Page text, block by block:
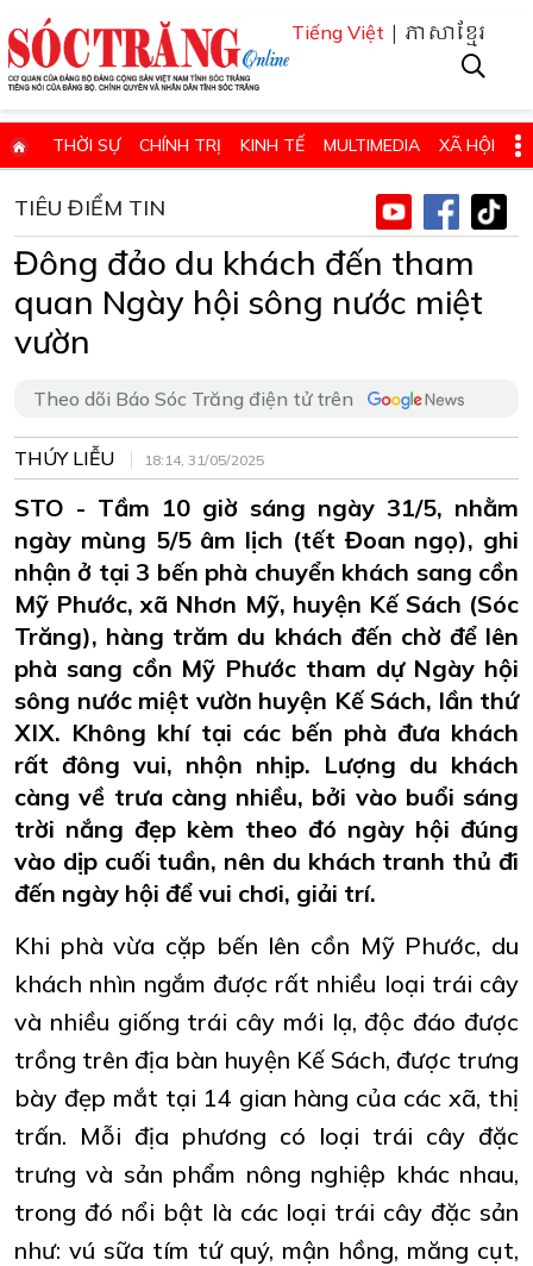
Tiếng Việt | ភាសាខ្មែរ
THỜI SỰ CHÍNH TRỊ KINH TẾ MULTIMEDIA XÃ HỘI
PHÁP LUẬT GIÁO DỤC - KHOA HỌC & CÔNG NGHỆ
QUỐC PHÒNG - AN NINH QUỐC TẾ SỨC KHỎE VÀ ĐỜI SỐNG
VĂN HÓA - THỂ THAO - DU LỊCH CHUYÊN ĐỀ
ĐIỂM BÁO - TIN VẮN ĐỊA PHƯƠNG THÔNG TIN CẦN BIẾT
HỌC TẬP VÀ LÀM THEO TƯ TƯỞNG, ĐẠO ĐỨC, PHONG CÁCH HỒ
ĐẶT BÁO GIẤY ONLINE
TIÊU ĐIỂM TIN
Đông đảo du khách đến tham
quan Ngày hội sông nước miệt
vườn
Theo dõi Báo Sóc Trăng điện tử trên
THÚY LIỄU 18:14, 31/05/2025
STO - Tầm 10 giờ sáng ngày 31/5, nhằm
ngày mùng 5/5 âm lịch (tết Đoan ngọ), ghi
nhận ở tại 3 bến phà chuyển khách sang cồn
Mỹ Phước, xã Nhơn Mỹ, huyện Kế Sách (Sóc
Trăng), hàng trăm du khách đến chờ để lên
phà sang cồn Mỹ Phước tham dự Ngày hội
sông nước miệt vườn huyện Kế Sách, lần thứ
XIX. Không khí tại các bến phà đưa khách
rất đông vui, nhộn nhịp. Lượng du khách
càng về trưa càng nhiều, bởi vào buổi sáng
trời nắng đẹp kèm theo đó ngày hội đúng
vào dịp cuối tuần, nên du khách tranh thủ đi
đến ngày hội để vui chơi, giải trí.
Khi phà vừa cặp bến lên cồn Mỹ Phước, du
khách nhìn ngắm được rất nhiều loại trái cây
và nhiều giống trái cây mới lạ, độc đáo được
trồng trên địa bàn huyện Kế Sách, được trưng
bày đẹp mắt tại 14 gian hàng của các xã, thị
trấn. Mỗi địa phương có loại trái cây đặc
trưng và sản phẩm nông nghiệp khác nhau,
trong đó nổi bật là các loại trái cây đặc sản
như: vú sữa tím tứ quý, mận hồng, măng cụt,